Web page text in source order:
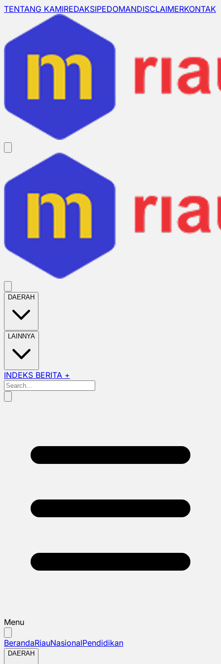
TENTANG KAMIREDAKSIPEDOMANDISCLAIMERKONTAK
DAERAH
LAINNYA
INDEKS BERITA +
Menu
BerandaRiauNasionalPendidikan
DAERAH